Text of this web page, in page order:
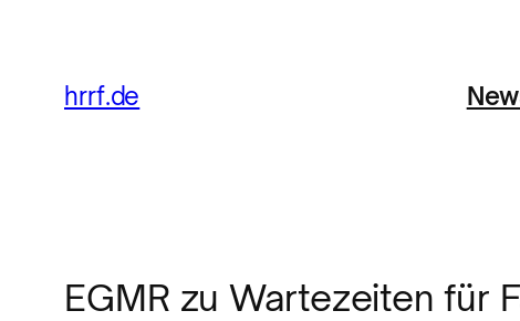
hrrf.de
EGMR zu Wartezeiten für